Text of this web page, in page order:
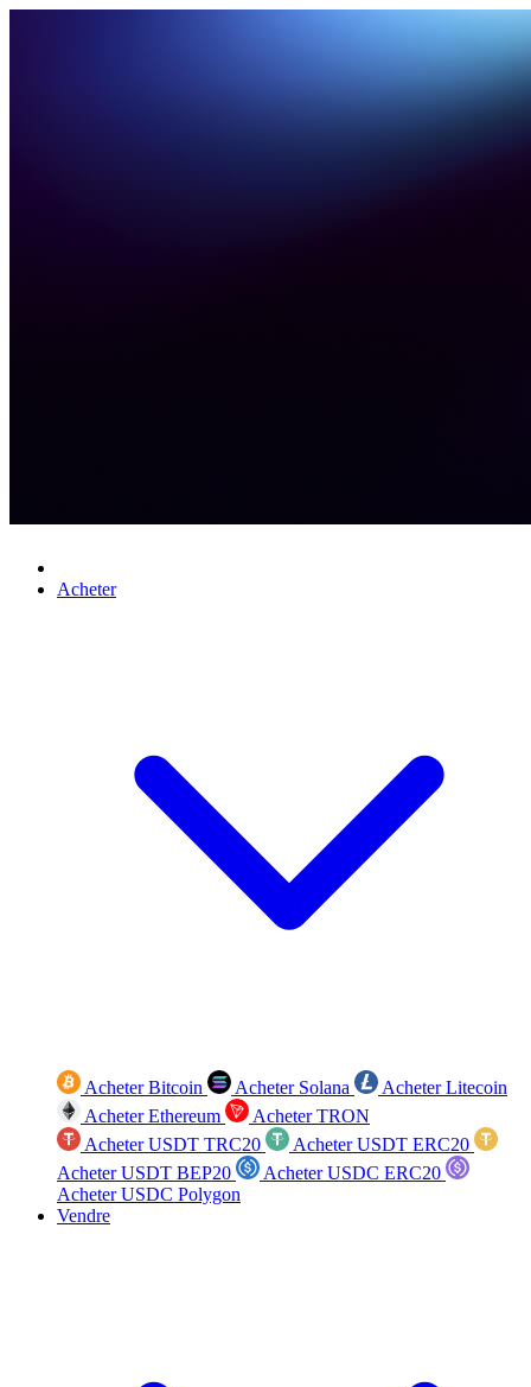
Acheter
Acheter Bitcoin Acheter Solana
Acheter Litecoin
Acheter Ethereum
Acheter TRON
Acheter USDT TRC20
Acheter USDT ERC20
Acheter USDT BEP20
Acheter USDC ERC20
Acheter USDC Polygon
Vendre